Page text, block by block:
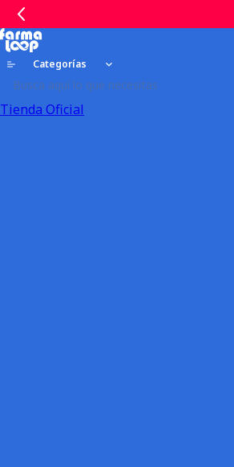
Categorías
Tienda Oficial